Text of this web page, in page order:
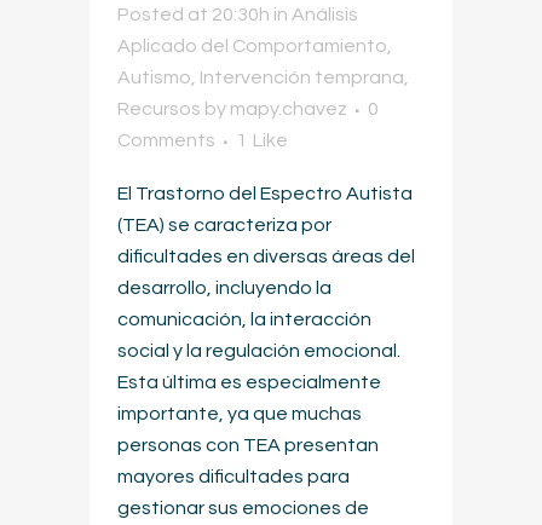
Posted at 20:30h in Análisis
Aplicado del Comportamiento,
Autismo, Intervención temprana,
Recursos by mapy.chavez
0
Comments
1 Like
El Trastorno del Espectro Autista
(TEA) se caracteriza por
dificultades en diversas áreas del
desarrollo, incluyendo la
comunicación, la interacción
social y la regulación emocional.
Esta última es especialmente
importante, ya que muchas
personas con TEA presentan
mayores dificultades para
gestionar sus emociones de